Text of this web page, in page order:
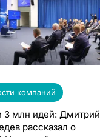
компаний
3 млн идей: Дмитрий
рассказал о